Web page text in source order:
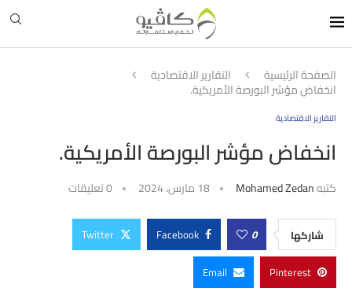
الصفحة الرئيسية التقارير الاقتصادية
انخفاض مؤشر البورصة الأمريكية.
التقارير الاقتصادية
انخفاض مؤشر البورصة الأمريكية.
كتبهMohamed Zedan 18 مارس، 2024 0 تعليقات
شاركها 0
Facebook
Twitter
Pinterest
Email